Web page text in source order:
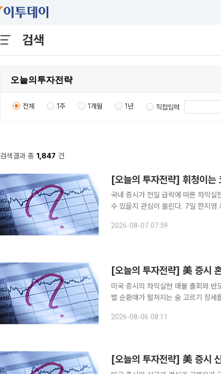
검색
전체 1주 1개월 1년 직접입력
검색결과 총 1,847 건
국내 증시가 전일 급락에 따른 차익
수 있을지 관심이 쏠린다. 7일 한지영 키움증권 연구원은 "오늘 국내 증시는 호르무즈 해협 불확실
따른 저가 매수세 유입 등에 힘입어
2026-08-07 07:59
[오늘의 투자전략] 美 증시
미국 증시의 차익실현 매물 출회와
별 순환매가 펼쳐지는 숨 고르기 장세를 나타낼 것으로
따른 차익실현 물량 출회 등으로 지수
2026-08-06 08:11
[오늘의 투자전략] 美 증시